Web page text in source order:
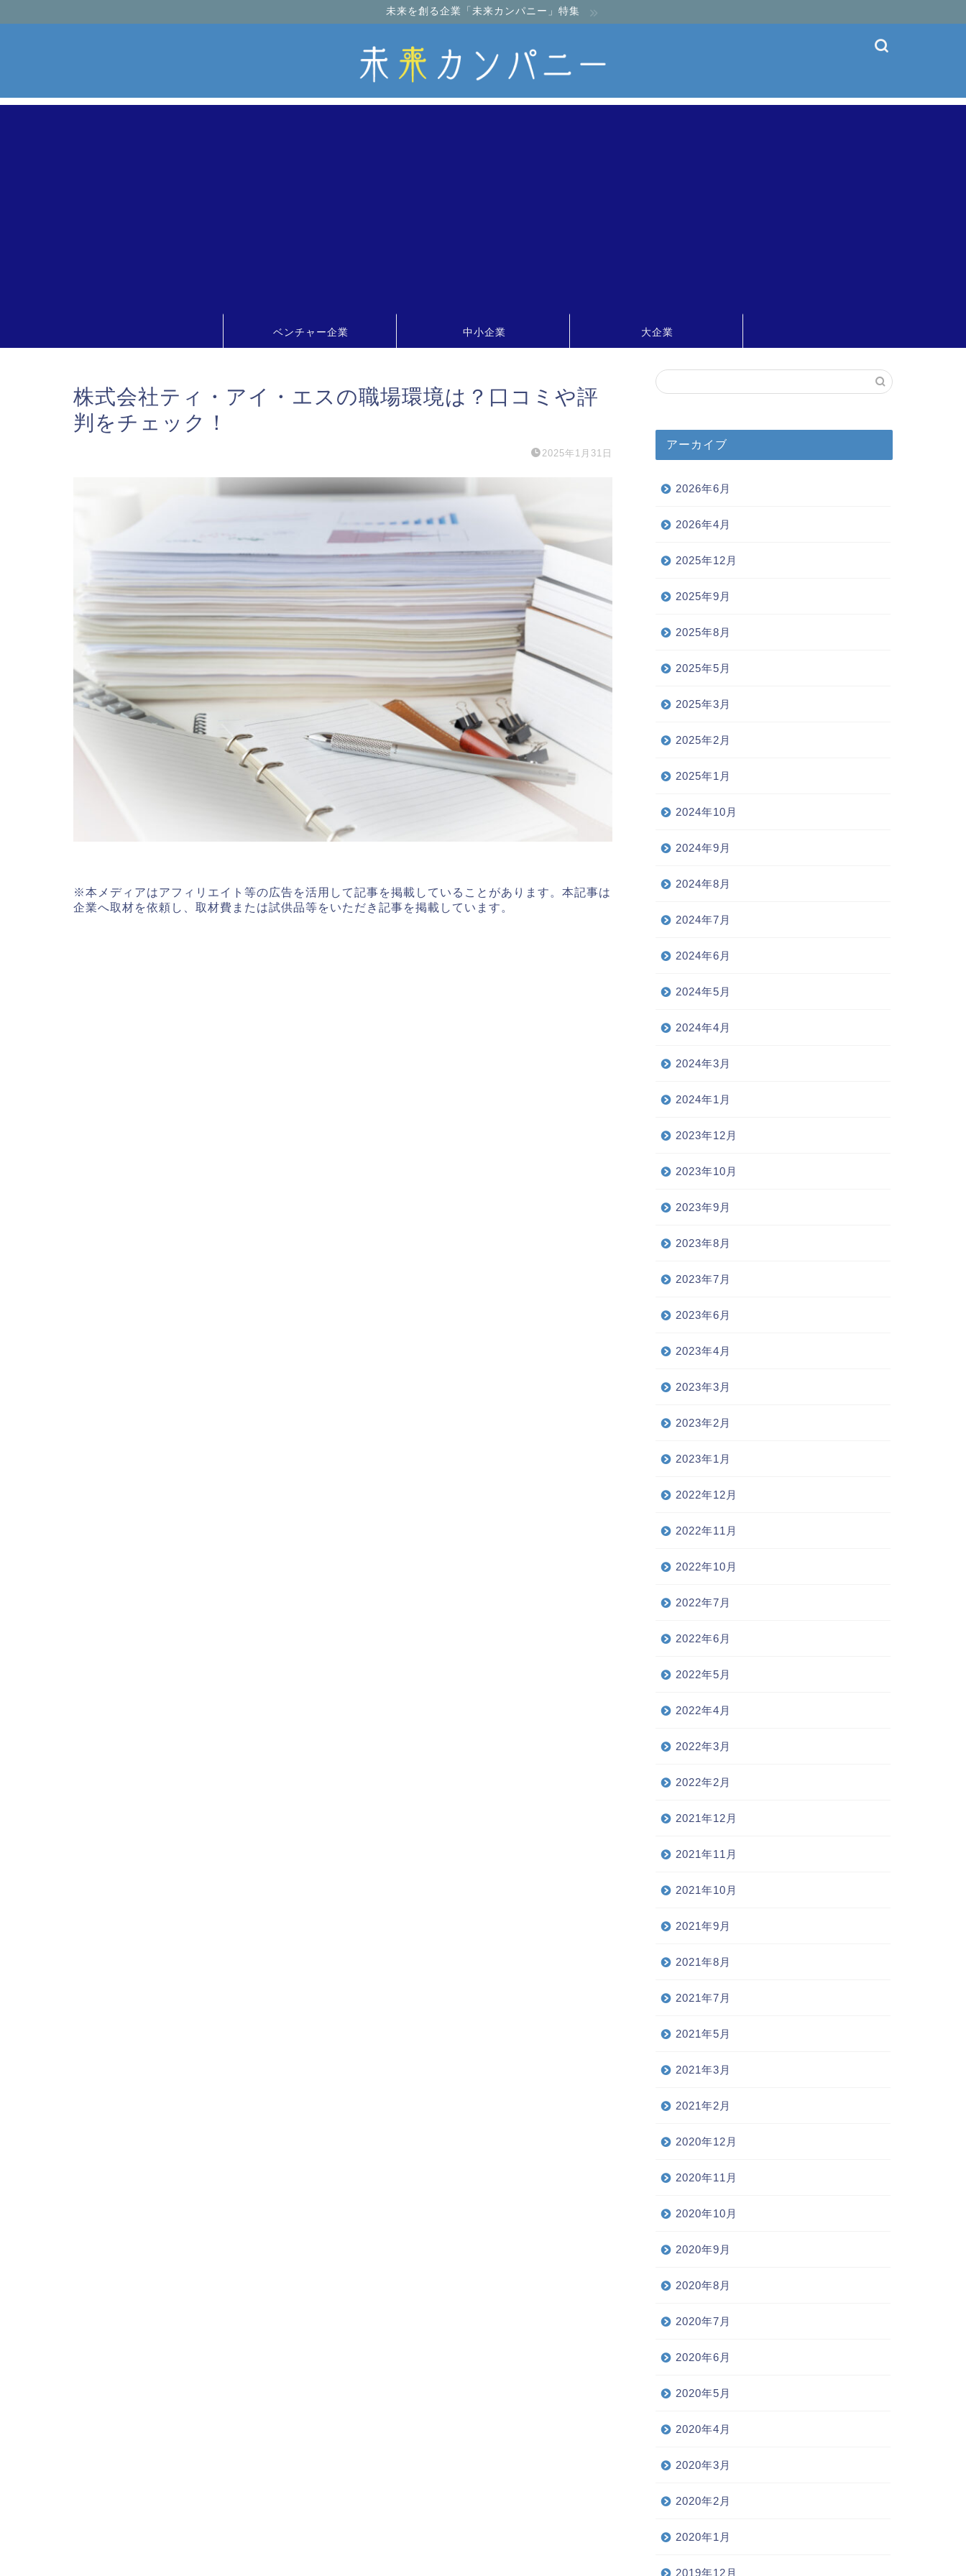
未来を創る企業「未来カンパニー」特集
ベンチャー企業 中小企業 大企業
株式会社ティ・アイ・エスの職場環境は？口コミや評
判をチェック！
2025年1月31日
※本メディアはアフィリエイト等の広告を活用して記事を掲載していることがあります。本記事は
企業へ取材を依頼し、取材費または試供品等をいただき記事を掲載しています。
アーカイブ
2026年6月
2026年4月
2025年12月
2025年9月
2025年8月
2025年5月
2025年3月
2025年2月
2025年1月
2024年10月
2024年9月
2024年8月
2024年7月
2024年6月
2024年5月
2024年4月
2024年3月
2024年1月
2023年12月
2023年10月
2023年9月
2023年8月
2023年7月
2023年6月
2023年4月
2023年3月
2023年2月
2023年1月
2022年12月
2022年11月
2022年10月
2022年7月
2022年6月
2022年5月
2022年4月
2022年3月
2022年2月
2021年12月
2021年11月
2021年10月
2021年9月
2021年8月
2021年7月
2021年5月
2021年3月
2021年2月
2020年12月
2020年11月
2020年10月
2020年9月
2020年8月
2020年7月
2020年6月
2020年5月
2020年4月
2020年3月
2020年2月
2020年1月
2019年12月